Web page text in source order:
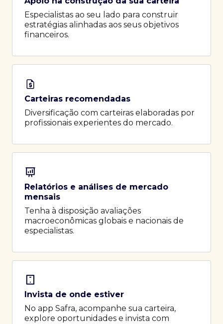
Especialistas ao seu lado para construir
estratégias alinhadas aos seus objetivos
financeiros.
Carteiras recomendadas
Diversificação com carteiras elaboradas por
profissionais experientes do mercado.
Relatórios e análises de mercado
mensais
Tenha à disposição avaliações
macroeconômicas globais e nacionais de
especialistas.
Invista de onde estiver
No app Safra, acompanhe sua carteira,
explore oportunidades e invista com